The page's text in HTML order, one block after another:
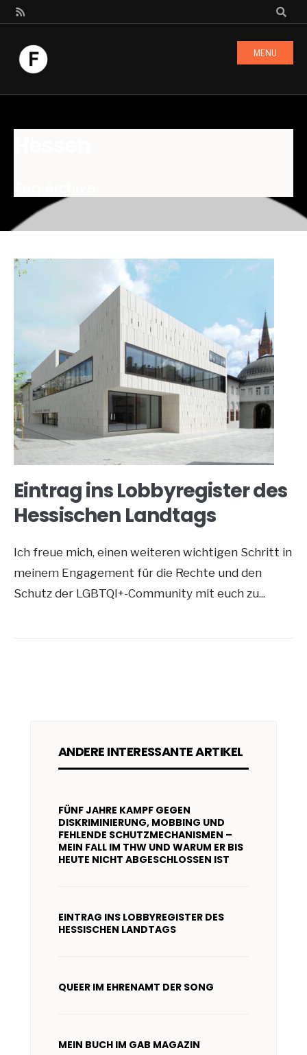
MENU
Eintrag ins Lobbyregister des
Hessischen Landtags
Ich freue mich, einen weiteren wichtigen Schritt in
meinem Engagement für die Rechte und den
Schutz der LGBTQI+-Community mit euch zu...
ANDERE INTERESSANTE ARTIKEL
FÜNF JAHRE KAMPF GEGEN
DISKRIMINIERUNG, MOBBING UND
FEHLENDE SCHUTZMECHANISMEN –
MEIN FALL IM THW UND WARUM ER BIS
HEUTE NICHT ABGESCHLOSSEN IST
EINTRAG INS LOBBYREGISTER DES
HESSISCHEN LANDTAGS
QUEER IM EHRENAMT DER SONG
MEIN BUCH IM GAB MAGAZIN